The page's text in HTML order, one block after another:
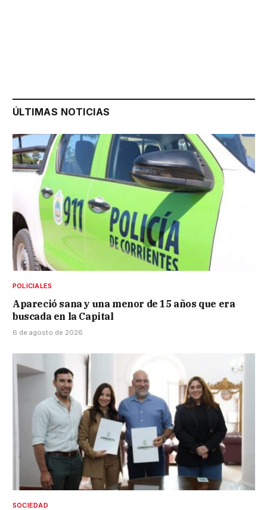
ÚLTIMAS NOTICIAS
POLICIALES
Apareció sana y una menor de 15 años que era
buscada en la Capital
6 de agosto de 2026
SOCIEDAD